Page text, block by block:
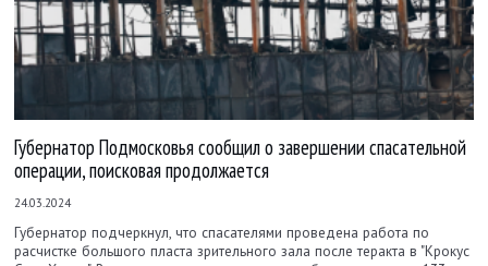
Губернатор Подмосковья сообщил о завершении спасательной
операции, поисковая продолжается
24.03.2024
Губернатор подчеркнул, что спасателями проведена работа по
расчистке большого пласта зрительного зала после теракта в "Крокус